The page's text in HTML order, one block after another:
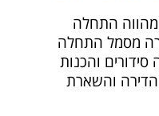
התחלה
מסמל התחלה
והכנות
הדירה והשארת